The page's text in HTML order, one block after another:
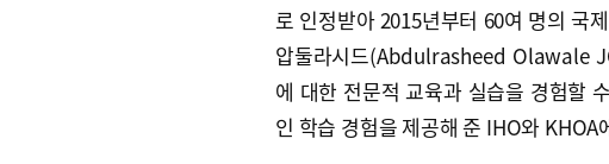
로 인정받아 2015년부터 60여 명의 국
압둘라시드(Abdulrasheed Olawale
에 대한 전문적 교육과 실습을 경험할
인 학습 경험을 제공해 준 IHO와